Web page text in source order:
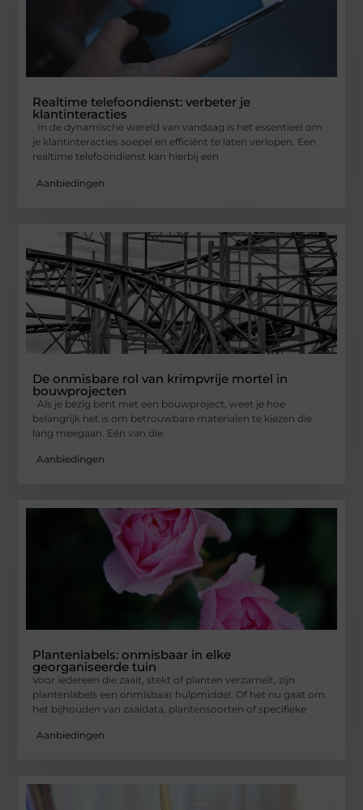
Realtime telefoondienst: verbeter je
klantinteracties
In de dynamische wereld van vandaag is het essentieel om
je klantinteracties soepel en efficiënt te laten verlopen. Een
realtime telefoondienst kan hierbij een
Aanbiedingen
De onmisbare rol van krimpvrije mortel in
bouwprojecten
Als je bezig bent met een bouwproject, weet je hoe
belangrijk het is om betrouwbare materialen te kiezen die
lang meegaan. Eén van die
Aanbiedingen
Plantenlabels: onmisbaar in elke
georganiseerde tuin
Voor iedereen die zaait, stekt of planten verzamelt, zijn
plantenlabels een onmisbaar hulpmiddel. Of het nu gaat om
het bijhouden van zaaidata, plantensoorten of specifieke
Aanbiedingen